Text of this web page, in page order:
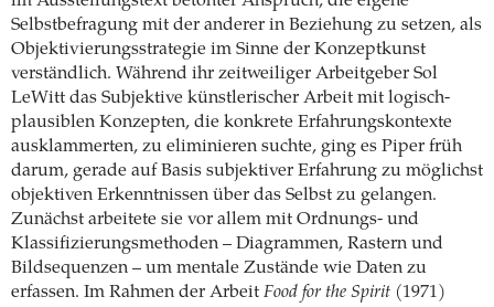
Selbstbefragung mit der anderer in Beziehung zu setzen, als
Objektivierungsstrategie im Sinne der Konzeptkunst
verständlich. Während ihr zeitweiliger Arbeitgeber Sol
LeWitt das Subjektive künstlerischer Arbeit mit logisch-
plausiblen Konzepten, die konkrete Erfahrungskontexte
ausklammerten, zu ­eliminieren suchte, ging es Piper früh
darum, gerade auf Basis subjektiver Erfahrung zu möglichst
objektiven Erkenntnissen über das Selbst zu gelangen.
Zunächst arbeitete sie vor allem mit Ordnungs- und
Klassifizierungsmethoden – Diagrammen, Rastern und
Bildsequenzen – um mentale Zustände wie Daten zu
erfassen. Im Rahmen der Arbeit Food for the Spirit (1971)